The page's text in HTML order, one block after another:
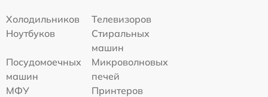
Холодильников
Телевизоров
Ноутбуков
Стиральных
машин
Посудомоечных
машин
Микроволновых
печей
МФУ
Принтеров